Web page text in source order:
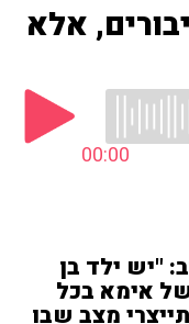
אלא
00:00
"יש ילד בן
אימא בכל
מצב שבו